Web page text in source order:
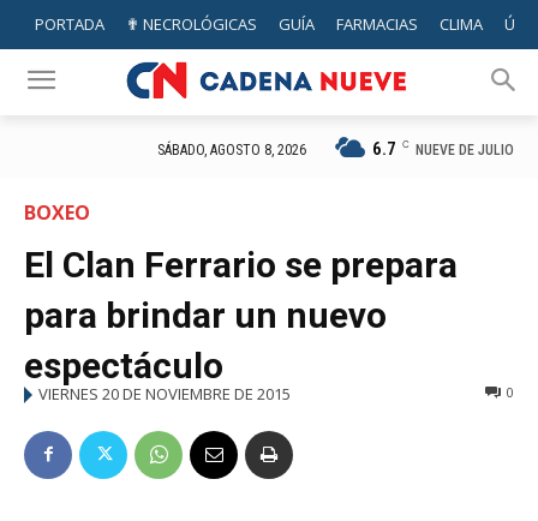
PORTADA ✟ NECROLÓGICAS GUÍA FARMACIAS CLIMA
SÁBADO, AGOSTO 8, 2026 6.7 C NUEVE DE JULIO
BOXEO
El Clan Ferrario se prepara
para brindar un nuevo
espectáculo
VIERNES 20 DE NOVIEMBRE DE 2015 0